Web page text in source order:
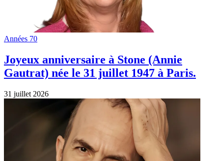
Années 70
Joyeux anniversaire à Stone (Annie
Gautrat) née le 31 juillet 1947 à Paris.
31 juillet 2026